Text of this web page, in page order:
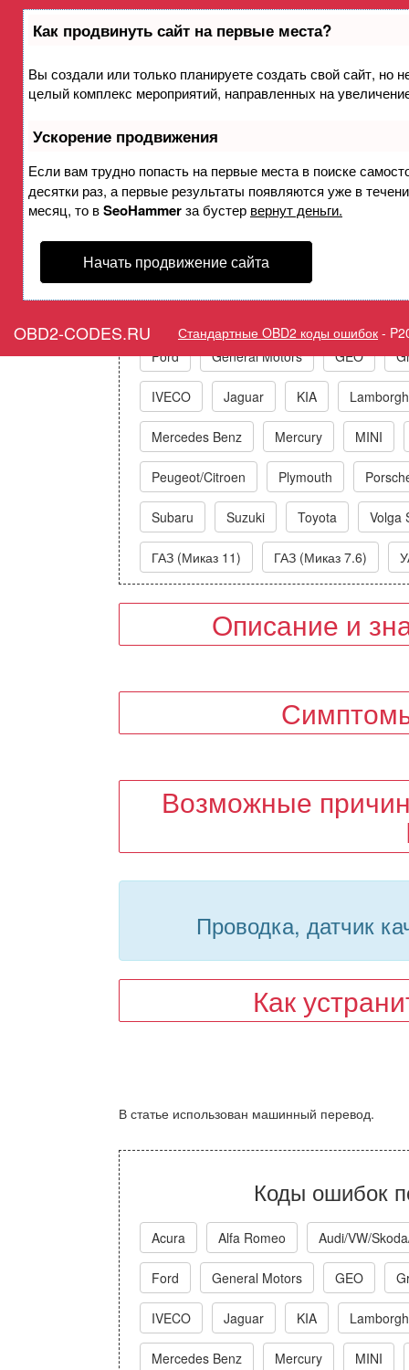
Как продвинуть сайт на первые места?
Вы создали или только планируете создать свой сайт, но
целый комплекс мероприятий, направленных на
Ускорение продвижения
Если вам трудно попасть на первые места в поиске
десятки раз, а первые результаты появляются уже в
месяц, то вSeoHammerза бустер вернут деньги.
Начать продвижение сайта
OBD2-CODES.RU Стандартные OBD2 коды ошибок -
Ошибка P206C Датчик
Горит
Коды ошибок
Ford General Motors GEO
IVECO Jaguar KIA
Mercedes Benz Mercury MINI
Peugeot/Citroen Plymouth
Subaru Suzuki Toyota Volga
ГАЗ (Миказ 11) ГАЗ (Миказ 7.6)
Описание и
Возможные
Проводка, датчик
Как
В статье использован машинный перевод.
Коды ошибок
Acura Alfa Romeo Audi/VW/
Ford General Motors GEO
IVECO Jaguar KIA
Mercedes Benz Mercury MINI